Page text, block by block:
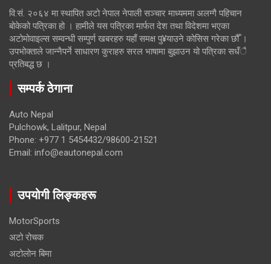
वि.सं. २०६४ मा स्थापित अटो नेपाल नेपाली सञ्चार माध्यममा अलग्गै पहिचान
बोकेको पत्रिका हो । हामीले यस पत्रिका मार्फत देश तथा विदेशमा भएका
अटोमोवाइल्स सम्वन्धी सम्पुर्ण खबरहरु यहाँ समक्ष पु¥याउने कोसिस गरेका छौँ ।
उपभोक्ताले जान्नैपर्ने साधारण कुराहरु सरल भाषामा बुझाउन यो पत्रिका सधँै
प्रतिबद्ध छ ।
सम्पर्क ठेगाना
Auto Nepal
Pulchowk, Lalitpur, Nepal
Phone: +977 1 5454432/98600-21521
Email: info@eautonepal.com
उपयोगी लिङ्कहरू
MotorSports
अटो रोचक
अटोलोन बिमा